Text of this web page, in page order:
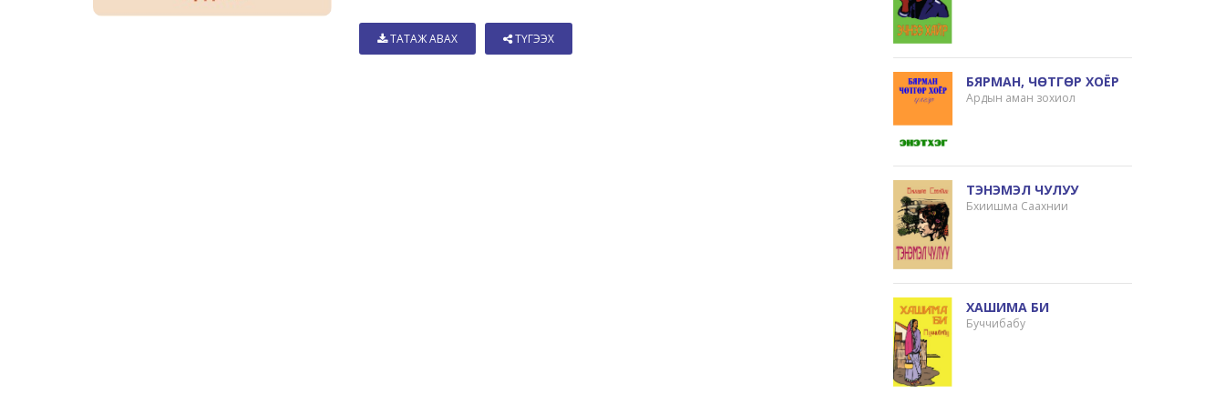
ТАТАЖ АВАХ ТҮГЭЭХ
БЯРМАН, ЧӨТГӨР ХОЁР
Ардын аман зохиол
ТЭНЭМЭЛ ЧУЛУУ
Бхиишма Саахнии
ХАШИМА БИ
Буччибабу